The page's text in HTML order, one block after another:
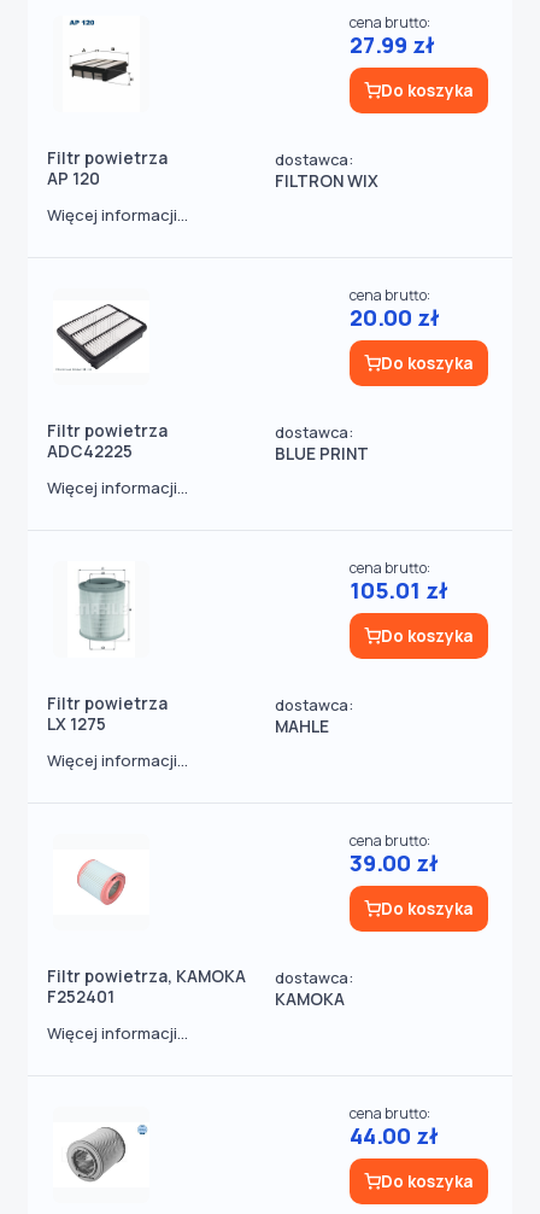
Filtr powietrza
AP 120
dostawca:
FILTRON WIX
cena brutto:
27.99 zł
Do koszyka
Więcej informacji...
Filtr powietrza
ADC42225
dostawca:
BLUE PRINT
cena brutto:
20.00 zł
Do koszyka
Więcej informacji...
Filtr powietrza
LX 1275
dostawca:
MAHLE
cena brutto:
105.01 zł
Do koszyka
Więcej informacji...
Filtr powietrza, KAMOKA
F252401
dostawca:
KAMOKA
cena brutto:
39.00 zł
Do koszyka
Więcej informacji...
cena brutto:
44.00 zł
Do koszyka